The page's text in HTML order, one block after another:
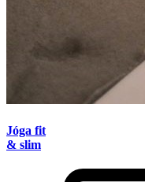
Jóga fit
& slim